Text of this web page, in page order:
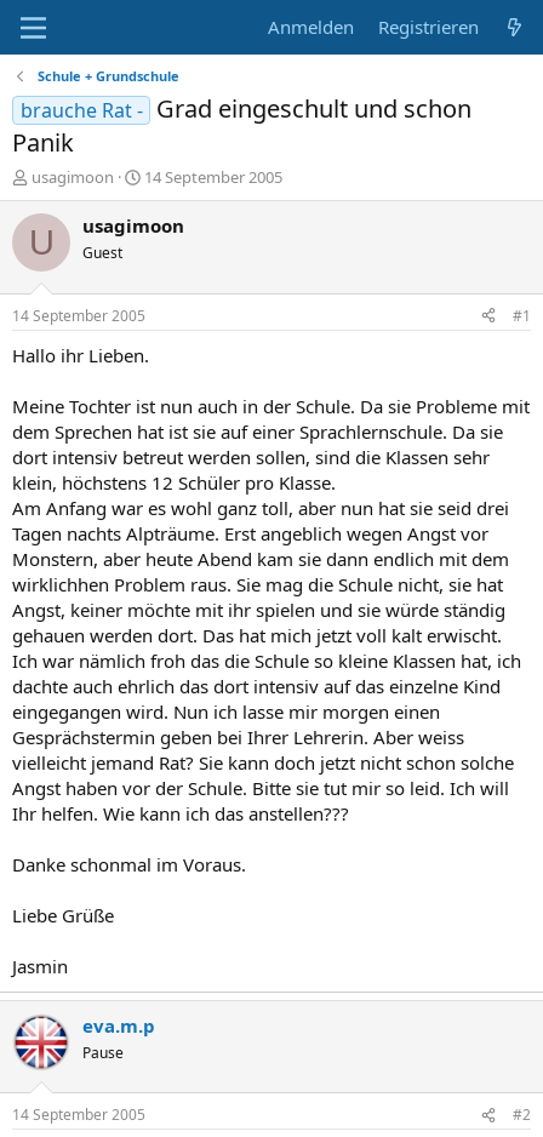
Anmelden Registrieren
Schule + Grundschule
brauche Rat - Grad eingeschult und schon
Panik
E
r
s
e
r
usagimoon
E
r
s
l
t
14 September 2005
U usagimoon
Guest
14 September 2005 #1
Hallo ihr Lieben.
Meine Tochter ist nun auch in der Schule. Da sie Probleme mit
dem Sprechen hat ist sie auf einer Sprachlernschule. Da sie
dort intensiv betreut werden sollen, sind die Klassen sehr
klein, höchstens 12 Schüler pro Klasse.
Am Anfang war es wohl ganz toll, aber nun hat sie seid drei
Tagen nachts Alpträume. Erst angeblich wegen Angst vor
Monstern, aber heute Abend kam sie dann endlich mit dem
wirklichhen Problem raus. Sie mag die Schule nicht, sie hat
Angst, keiner möchte mit ihr spielen und sie würde ständig
gehauen werden dort. Das hat mich jetzt voll kalt erwischt.
Ich war nämlich froh das die Schule so kleine Klassen hat, ich
dachte auch ehrlich das dort intensiv auf das einzelne Kind
eingegangen wird. Nun ich lasse mir morgen einen
Gesprächstermin geben bei Ihrer Lehrerin. Aber weiss
vielleicht jemand Rat? Sie kann doch jetzt nicht schon solche
Angst haben vor der Schule. Bitte sie tut mir so leid. Ich will
Ihr helfen. Wie kann ich das anstellen???
Danke schonmal im Voraus.
Liebe Grüße
Jasmin
eva.m.p
Pause
14 September 2005 #2